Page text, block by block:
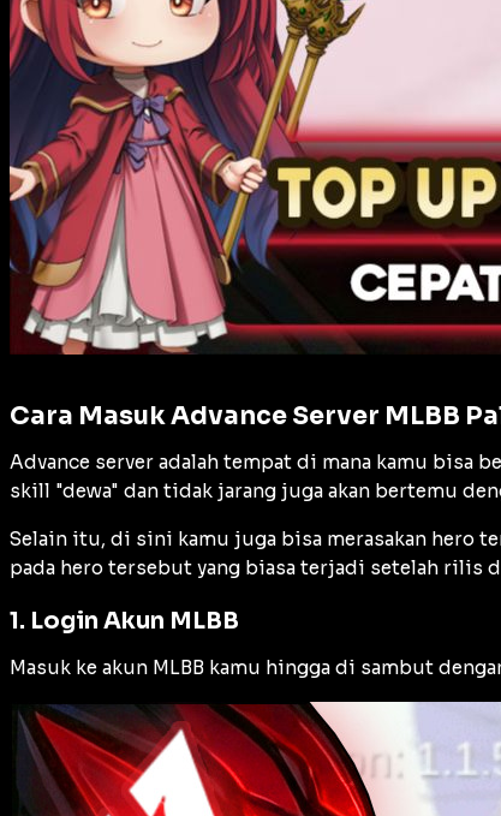
Cara Masuk Advance Server MLBB
Advance server adalah tempat di mana kamu bisa
skill "dewa" dan tidak jarang juga akan bertemu
Selain itu, di sini kamu juga bisa merasakan hero
pada hero tersebut yang biasa terjadi setelah rilis
1. Login Akun MLBB
Masuk ke akun MLBB kamu hingga di sambut